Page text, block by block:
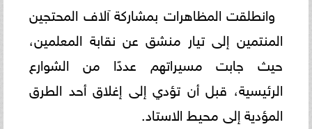
وانطلقت المظاهرات بمشاركة آلاف المحتجين
المنتمين إلى تيار منشق عن نقابة المعلمين،
حيث جابت مسيراتهم عددًا من الشوارع
الرئيسية، قبل أن تؤدي إلى إغلاق أحد الطرق
المؤدية إلى محيط الاستاد.